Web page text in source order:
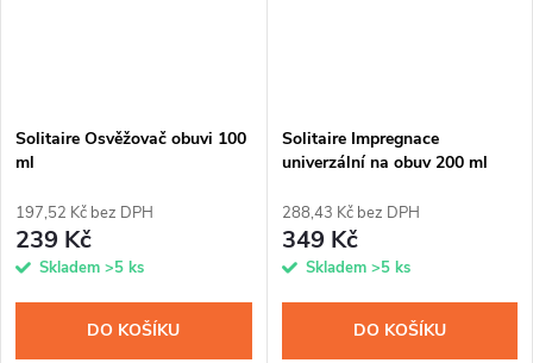
Solitaire Osvěžovač obuvi 100
ml
197,52 Kč bez DPH
239 Kč
Skladem >5 ks
DO KOŠÍKU
Solitaire Impregnace
univerzální na obuv 200 ml
288,43 Kč bez DPH
349 Kč
Skladem >5 ks
DO KOŠÍKU